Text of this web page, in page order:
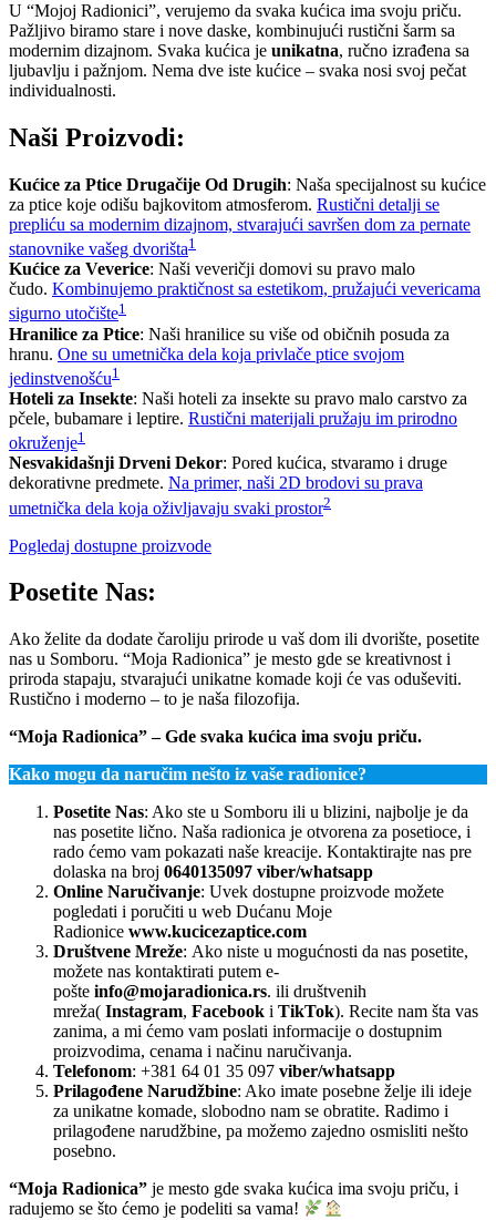
U “Mojoj Radionici”, verujemo da svaka kućica ima svoju priču.
Pažljivo biramo stare i nove daske, kombinujući rustični šarm sa
modernim dizajnom. Svaka kućica je unikatna, ručno izrađena sa
ljubavlju i pažnjom. Nema dve iste kućice – svaka nosi svoj pečat
individualnosti.
Naši Proizvodi:
Kućice za Ptice Drugačije Od Drugih: Naša specijalnost su kućice
za ptice koje odišu bajkovitom atmosferom. Rustični detalji se
prepliću sa modernim dizajnom, stvarajući savršen dom za pernate
stanovnike vašeg dvorišta1
Kućice za Veverice: Naši veveričji domovi su pravo malo
čudo. Kombinujemo praktičnost sa estetikom, pružajući vevericama
sigurno utočište1
Hranilice za Ptice: Naši hranilice su više od običnih posuda za
hranu. One su umetnička dela koja privlače ptice svojom
jedinstvenošću1
Hoteli za Insekte: Naši hoteli za insekte su pravo malo carstvo za
pčele, bubamare i leptire. Rustični materijali pružaju im prirodno
okruženje1
Nesvakidašnji Drveni Dekor: Pored kućica, stvaramo i druge
dekorativne predmete. Na primer, naši 2D brodovi su prava
umetnička dela koja oživljavaju svaki prostor2
Pogledaj dostupne proizvode
Posetite Nas:
Ako želite da dodate čaroliju prirode u vaš dom ili dvorište, posetite
nas u Somboru. “Moja Radionica” je mesto gde se kreativnost i
priroda stapaju, stvarajući unikatne komade koji će vas oduševiti.
Rustično i moderno – to je naša filozofija.
“Moja Radionica” – Gde svaka kućica ima svoju priču.
Kako mogu da naručim nešto iz vaše radionice?
Posetite Nas: Ako ste u Somboru ili u blizini, najbolje je da
nas posetite lično. Naša radionica je otvorena za posetioce, i
rado ćemo vam pokazati naše kreacije. Kontaktirajte nas pre
dolaska na broj 0640135097 viber/whatsapp
Online Naručivanje: Uvek dostupne proizvode možete
pogledati i poručiti u web Dućanu Moje
Radionice www.kucicezaptice.com
Društvene Mreže: Ako niste u mogućnosti da nas posetite,
možete nas kontaktirati putem e-
pošte info@mojaradionica.rs. ili društvenih
mreža( Instagram, Facebook i TikTok). Recite nam šta vas
zanima, a mi ćemo vam poslati informacije o dostupnim
proizvodima, cenama i načinu naručivanja.
Telefonom: +381 64 01 35 097 viber/whatsapp
Prilagođene Narudžbine: Ako imate posebne želje ili ideje
za unikatne komade, slobodno nam se obratite. Radimo i
prilagođene narudžbine, pa možemo zajedno osmisliti nešto
posebno.
“Moja Radionica” je mesto gde svaka kućica ima svoju priču, i
radujemo se što ćemo je podeliti sa vama!